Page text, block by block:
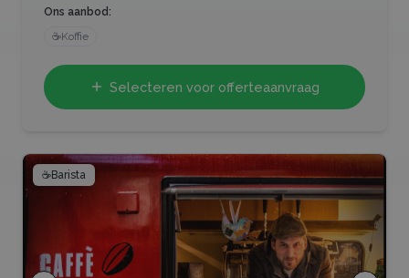
Ons aanbod:
☕Koffie
Selecteren voor offerteaanvraag
☕Barista